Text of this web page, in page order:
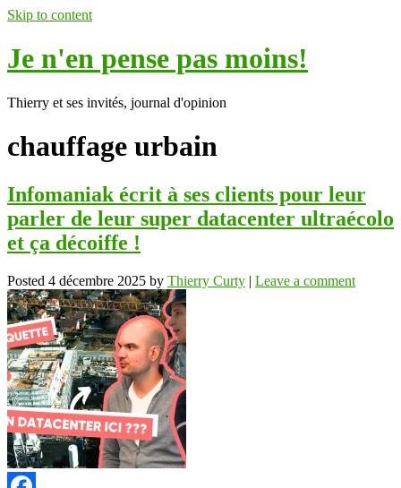
Skip to content
Je n'en pense pas moins!
Thierry et ses invités, journal d'opinion
chauffage urbain
Infomaniak écrit à ses clients pour leur
parler de leur super datacenter ultraécolo
et ça décoiffe !
Posted 4 décembre 2025 by Thierry Curty | Leave a comment